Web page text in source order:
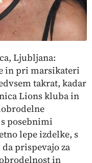
Ljubljana:
in pri marsikateri
takrat, kadar
Lions kluba in
posebnimi
lepe izdelke, s
prispevajo za
in